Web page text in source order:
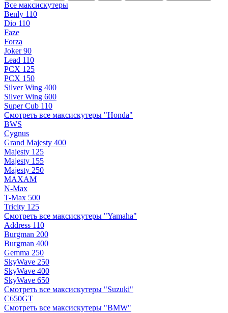
Все максискутеры
Benly 110
Dio 110
Faze
Forza
Joker 90
Lead 110
PCX 125
PCX 150
Silver Wing 400
Silver Wing 600
Super Cub 110
Смотреть все максискутеры "Honda"
BWS
Cygnus
Grand Majesty 400
Majesty 125
Majesty 155
Majesty 250
MAXAM
N-Max
T-Max 500
Tricity 125
Смотреть все максискутеры "Yamaha"
Address 110
Burgman 200
Burgman 400
Gemma 250
SkyWave 250
SkyWave 400
SkyWave 650
Смотреть все максискутеры "Suzuki"
C650GT
Смотреть все максискутеры "BMW"